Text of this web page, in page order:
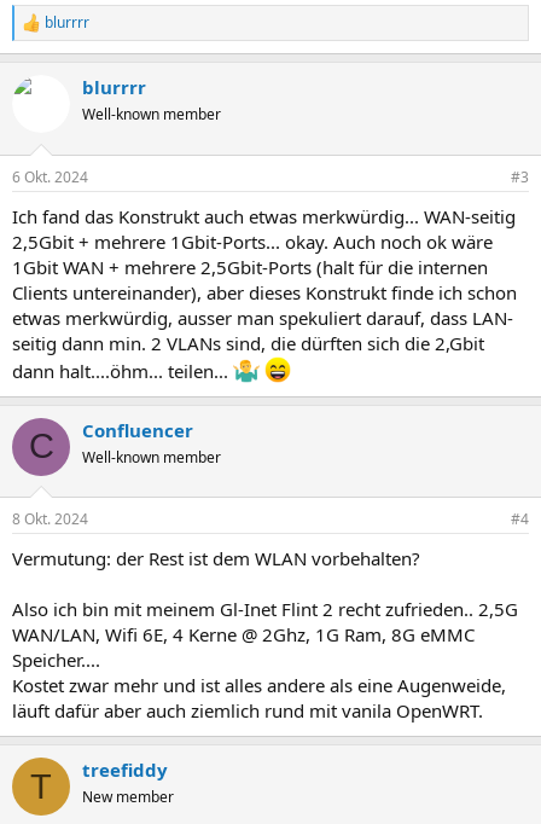
R
e
k
e
:
blurrrr
blurrrr
Well-known member
6 Okt. 2024 #3
Ich fand das Konstrukt auch etwas merkwürdig... WAN-seitig
2,5Gbit + mehrere 1Gbit-Ports... okay. Auch noch ok wäre
1Gbit WAN + mehrere 2,5Gbit-Ports (halt für die internen
Clients untereinander), aber dieses Konstrukt finde ich schon
etwas merkwürdig, ausser man spekuliert darauf, dass LAN-
seitig dann min. 2 VLANs sind, die dürften sich die 2,Gbit
dann halt....öhm... teilen...
C Confluencer
Well-known member
8 Okt. 2024 #4
Vermutung: der Rest ist dem WLAN vorbehalten?
Also ich bin mit meinem Gl-Inet Flint 2 recht zufrieden.. 2,5G
WAN/LAN, Wifi 6E, 4 Kerne @ 2Ghz, 1G Ram, 8G eMMC
Speicher....
Kostet zwar mehr und ist alles andere als eine Augenweide,
läuft dafür aber auch ziemlich rund mit vanila OpenWRT.
T treefiddy
New member